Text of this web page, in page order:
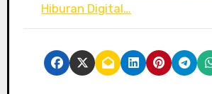
Hiburan Digital…